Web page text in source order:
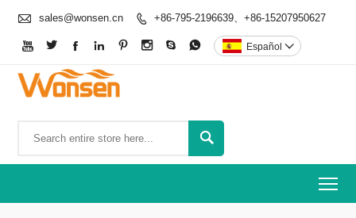
 sales@wonsen.cn  +86-795-2196639、+86-15207950627
        Español 
